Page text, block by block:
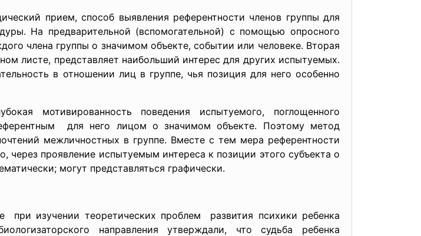
прием, способ выявления референтности членов группы для
На предварительной (вспомогательной) с помощью опросного
члена группы о значимом объекте, событии или человеке. Вторая
листе, представляет наибольший интерес для других испытуемых.
в отношении лиц в группе, чья позиция для него особенно
мотивированность поведения испытуемого, поглощенного
для него лицом о значимом объекте. Поэтому метод
межличностных в группе. Вместе с тем мера референтности
через проявление испытуемым интереса к позиции этого субъекта о
могут представляться графически.
изучении теоретических проблем развития психики ребенка
направления утверждали, что судьба ребенка